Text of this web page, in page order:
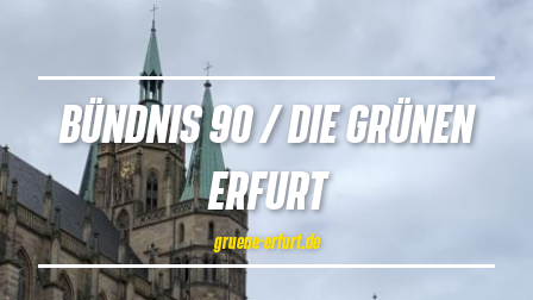
BÜNDNIS 90 / DIE GRÜNEN
ERFURT
gruene-erfurt.de